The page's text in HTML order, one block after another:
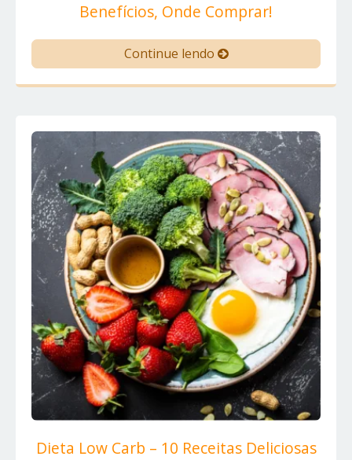
Benefícios, Onde Comprar!
Continue lendo
Dieta Low Carb – 10 Receitas Deliciosas